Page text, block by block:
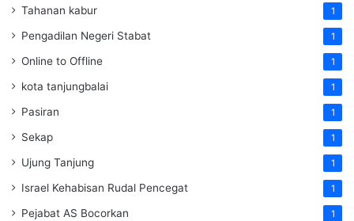
Tahanan kabur 1
Pengadilan Negeri Stabat 1
Online to Offline 1
kota tanjungbalai 1
Pasiran 1
Sekap 1
Ujung Tanjung 1
Israel Kehabisan Rudal Pencegat 1
Pejabat AS Bocorkan 1